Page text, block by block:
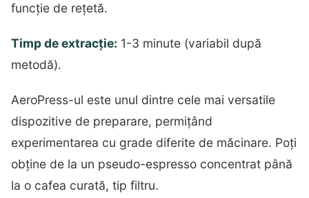
funcție de rețetă.
Timp de extracție: 1-3 minute (variabil după
metodă).
AeroPress-ul este unul dintre cele mai versatile
dispozitive de preparare, permițând
experimentarea cu grade diferite de măcinare. Poți
obține de la un pseudo-espresso concentrat până
la o cafea curată, tip filtru.